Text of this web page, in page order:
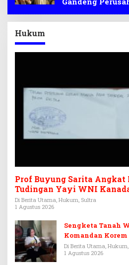
Hukum
Prof Buyung Sarita Angkat
Tudingan Yayi WNI
Rp3,6 Miliar
Di Berita Utama, Hukum, Sultra
1 Agustus 2026
Sengketa Tanah
Komandan Korem
Warisan Menjadi
Di Berita Utama, Hukum,
1 Agustus 2026